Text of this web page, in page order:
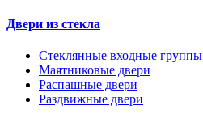
Двери из стекла
Стеклянные входные группы
Маятниковые двери
Распашные двери
Раздвижные двери